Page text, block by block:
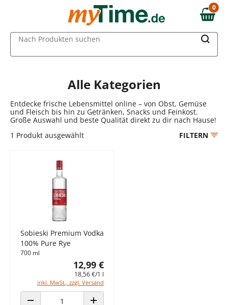
Zum Hauptinhalt springen
Zur Navigation springen
Zur Suche springen
0,00 €
0
Nach Produkten suchen
Alle Kategorien
Entdecke frische Lebensmittel online – von Obst, Gemüse
und Fleisch bis hin zu Getränken, Snacks und Feinkost.
Große Auswahl und beste Qualität direkt zu dir nach Hause!
1 Produkt ausgewählt FILTERN
Sobieski Premium Vodka
100% Pure Rye
700 ml
12,99 €
18,56 €/1 l
inkl. MwSt., zzgl. Versand